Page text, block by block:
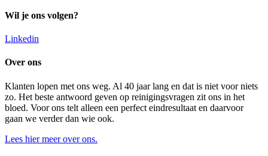
Wil je ons volgen?
Linkedin
Over ons
Klanten lopen met ons weg. Al 40 jaar lang en dat is niet voor niets
zo. Het beste antwoord geven op reinigingsvragen zit ons in het
bloed. Voor ons telt alleen een perfect eindresultaat en daarvoor
gaan we verder dan wie ook.
Lees hier meer over ons.